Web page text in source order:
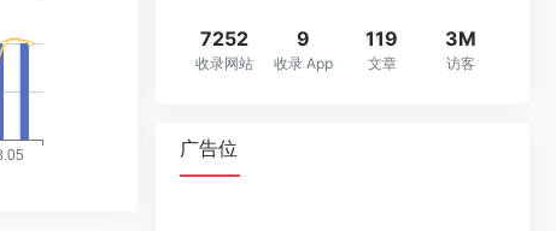
7252
收录网站
9
收录 App
119
文章
3M
访客
广告位